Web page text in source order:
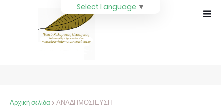
Αρχική σελίδα ΑΝΑΔΗΜΟΣΙΕΥΣΗ
Select Language ▼